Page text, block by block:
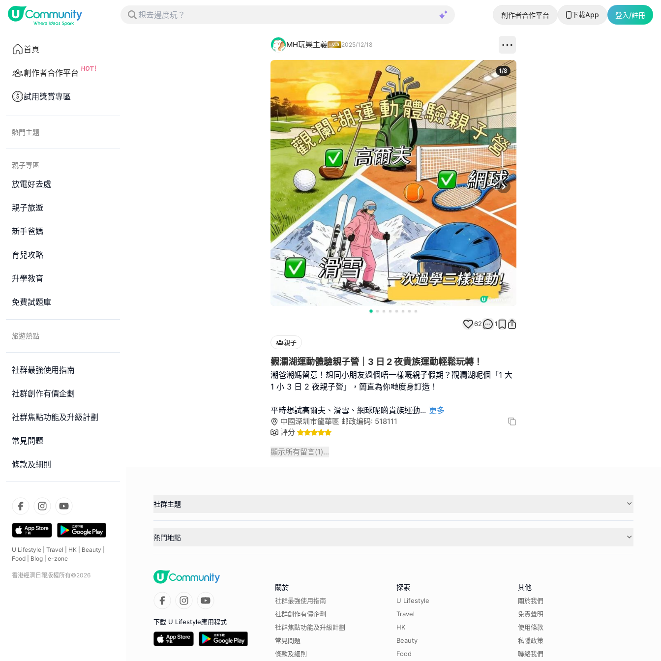
創作者合作平台 下載App 登入/註冊
首頁
創作者合作平台
試用獎賞專區
熱門主題
親子專區
放電好去處
親子旅遊
新手爸媽
育兒攻略
升學教育
免費試題庫
旅遊熱點
社群最強使用指南
社群創作有價企劃
社群焦點功能及升級計劃
常見問題
條款及細則
U Lifestyle Travel HK Beauty
Food
Blog e-zone
香港經濟日報版權所有©2026
MH玩樂主義 2025/12/18
Next slide
1/8
62 1
親子
觀瀾湖運動體驗親子營｜3 日 2 夜貴族運動輕鬆玩轉！
潮爸潮媽留意！想同小朋友過個唔一樣嘅親子假期？觀瀾湖呢個「1 大
1 小 3 日 2 夜親子營」，簡直為你哋度身訂造！
平時想試高爾夫、滑雪、網球呢啲貴族運動... 更多
中國深圳市龍華區 邮政编码: 518111
評分
顯示所有留言(1)...
社群主題
熱門地點
下載 U Lifestyle應用程式
關於
社群最強使用指南
社群創作有價企劃
社群焦點功能及升級計劃
常見問題
條款及細則
探索
U Lifestyle
Travel
HK
Beauty
Food
其他
關於我們
免責聲明
使用條款
私隱政策
聯絡我們